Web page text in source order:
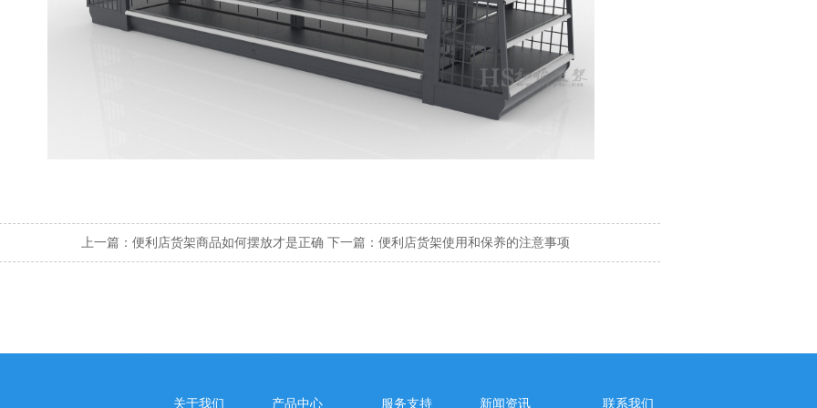
上一篇： 便利店货架商品如何摆放才是正确 下一篇： 便利店货架使用和保养的注意事项
关于我们 产品中心 服务支持 新闻资讯 联系我们